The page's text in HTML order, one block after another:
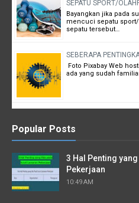
SEPATU SPORT/
Bayangkan jika pada
mencuci sepatu sport/
sepatu tersebut…
SEBERAPA
Foto Pixabay Web
ada yang sudah
Popular Posts
3 Hal Penting
Pekerjaan
10:49 AM